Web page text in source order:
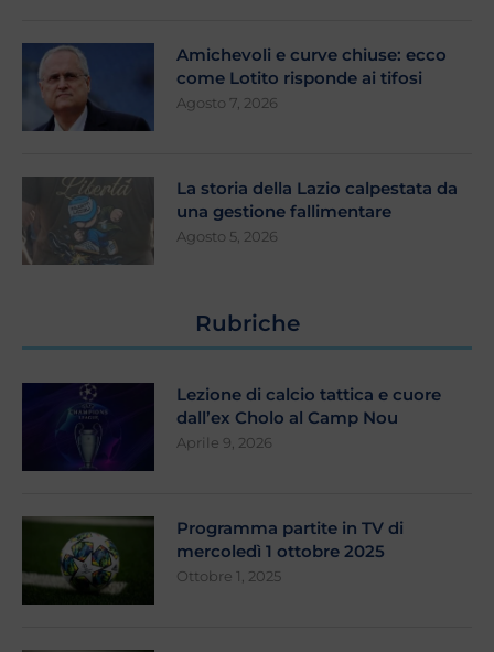
Amichevoli e curve chiuse: ecco
come Lotito risponde ai tifosi
Agosto 7, 2026
La storia della Lazio calpestata da
una gestione fallimentare
Agosto 5, 2026
Rubriche
Lezione di calcio tattica e cuore
dall’ex Cholo al Camp Nou
Aprile 9, 2026
Programma partite in TV di
mercoledì 1 ottobre 2025
Ottobre 1, 2025